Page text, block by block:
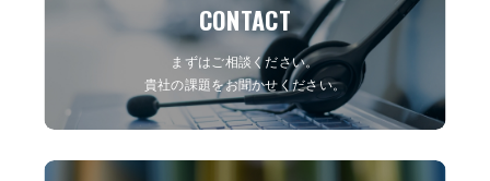
CONTACT
まずはご相談ください。
貴社の課題をお聞かせください。